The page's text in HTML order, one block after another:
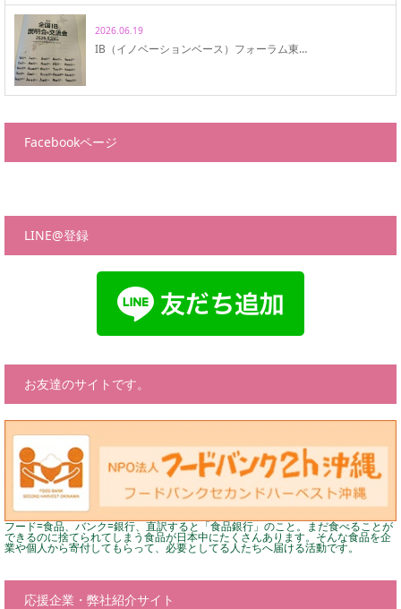
2026.06.19
IB（イノベーションベース）フォーラム東…
Facebookページ
LINE@登録
お友達のサイトです。
フード=食品、バンク=銀行、直訳すると「食品銀行」のこと。まだ食べることが
できるのに捨てられてしまう食品が日本中にたくさんあります。そんな食品を企
業や個人から寄付してもらって、必要としてる人たちへ届ける活動です。
応援企業・弊社紹介サイト